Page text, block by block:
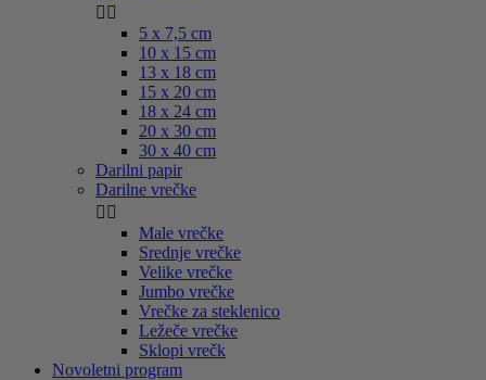
 
5 x 7,5 cm
10 x 15 cm
13 x 18 cm
15 x 20 cm
18 x 24 cm
20 x 30 cm
30 x 40 cm
Darilni papir
Darilne vrečke
 
Male vrečke
Srednje vrečke
Velike vrečke
Jumbo vrečke
Vrečke za steklenico
Ležeče vrečke
Sklopi vrečk
Novoletni program